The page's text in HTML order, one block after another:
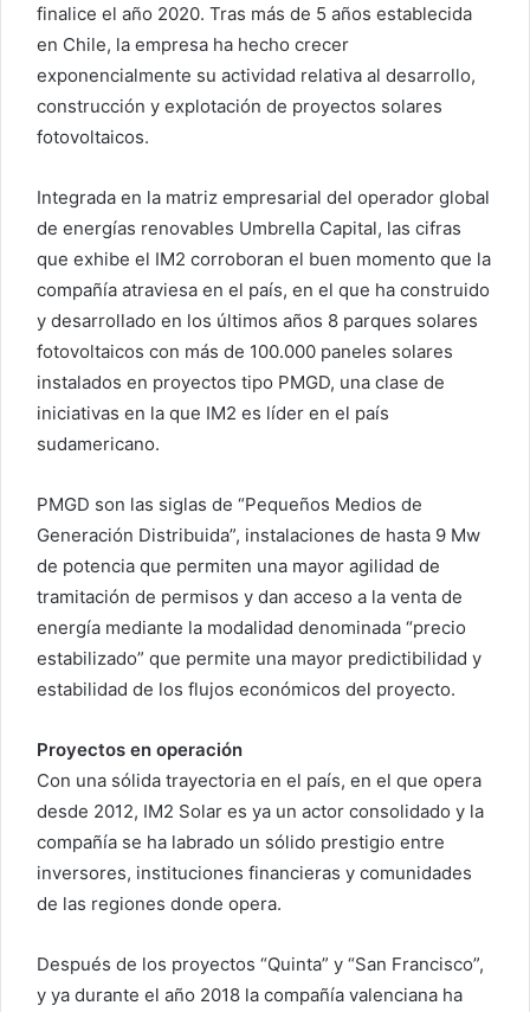
finalice el año 2020. Tras más de 5 años establecida
en Chile, la empresa ha hecho crecer
exponencialmente su actividad relativa al desarrollo,
construcción y explotación de proyectos solares
fotovoltaicos.
Integrada en la matriz empresarial del operador global
de energías renovables Umbrella Capital, las cifras
que exhibe el IM2 corroboran el buen momento que la
compañía atraviesa en el país, en el que ha construido
y desarrollado en los últimos años 8 parques solares
fotovoltaicos con más de 100.000 paneles solares
instalados en proyectos tipo PMGD, una clase de
iniciativas en la que IM2 es líder en el país
sudamericano.
PMGD son las siglas de “Pequeños Medios de
Generación Distribuida”, instalaciones de hasta 9 Mw
de potencia que permiten una mayor agilidad de
tramitación de permisos y dan acceso a la venta de
energía mediante la modalidad denominada “precio
estabilizado” que permite una mayor predictibilidad y
estabilidad de los flujos económicos del proyecto.
Proyectos en operación
Con una sólida trayectoria en el país, en el que opera
desde 2012, IM2 Solar es ya un actor consolidado y la
compañía se ha labrado un sólido prestigio entre
inversores, instituciones financieras y comunidades
de las regiones donde opera.
Después de los proyectos “Quinta” y “San Francisco”,
y ya durante el año 2018 la compañía valenciana ha